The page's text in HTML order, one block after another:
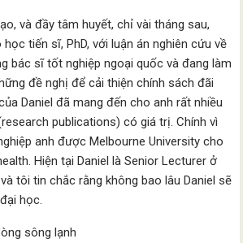
và đầy tâm huyết, chỉ vài tháng sau,
tiến sĩ, PhD, với luận án nghiên cứu về
bác sĩ tốt nghiệp ngoại quốc và đang làm
đề nghị để cải thiện chính sách đãi
Daniel đã mang đến cho anh rất nhiều
publications) có giá trị. Chính vì
anh được Melbourne University cho
Hiện tại Daniel là Senior Lecturer ở
tôi tin chắc rằng không bao lâu Daniel sẽ
học.
sông lạnh